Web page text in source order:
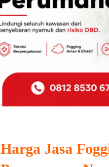
Harga Jasa